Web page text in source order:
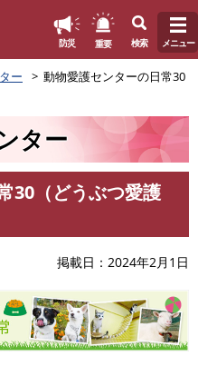
防災 重要 検索 メニュー
ー
動物愛護センターの日常30
ター
30（どうぶつ愛護
掲載日 2024年2月1日